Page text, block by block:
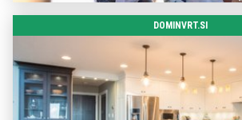
DOMINVRT.SI